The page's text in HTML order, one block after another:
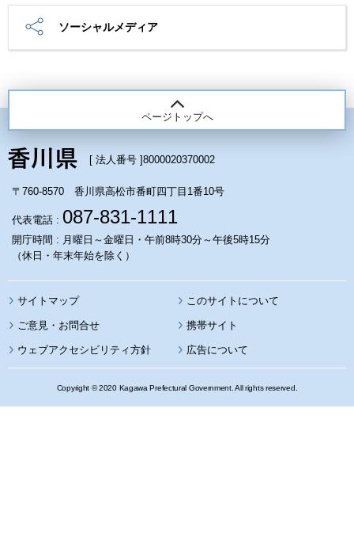
ソーシャルメディア
ページトップへ
[ 法人番号 ]8000020370002
〒760-8570 香川県高松市番町四丁目1番10号
代表電話 : 087-831-1111
開庁時間 : 月曜日～金曜日・午前8時30分～午後5時15分
（休日・年末年始を除く）
サイトマップ このサイトについて
携帯サイト
ウェブアクセシビリティ方針 広告について
Copyright © 2020 Kagawa Prefectural Government. All rights reserved.